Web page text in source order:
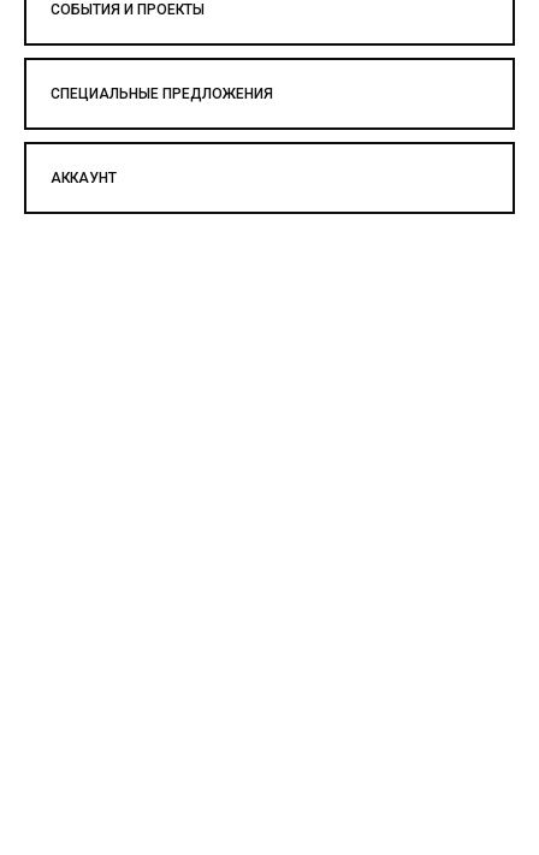
СОБЫТИЯ И ПРОЕКТЫ
СПЕЦИАЛЬНЫЕ ПРЕДЛОЖЕНИЯ
АККАУНТ